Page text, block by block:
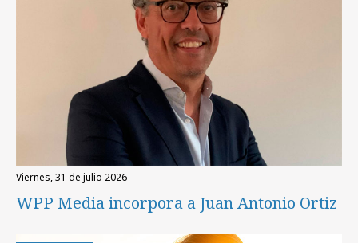
viernes, 31 de julio 2026
WPP Media incorpora a Juan Antonio Ortiz